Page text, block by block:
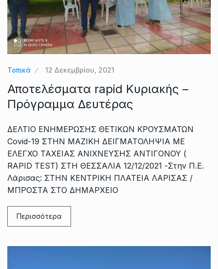
Τοπικά 12 Δεκεμβρίου, 2021
Αποτελέσματα rapid Κυριακής –
Πρόγραμμα Δευτέρας
ΔΕΛΤΙΟ ΕΝΗΜΕΡΩΣΗΣ ΘΕΤΙΚΩΝ ΚΡΟΥΣΜΑΤΩΝ
Covid-19 ΣΤΗΝ ΜΑΖΙΚΗ ΔΕΙΓΜΑΤΟΛΗΨΙΑ ΜΕ
ΕΛΕΓΧΟ ΤΑΧΕΙΑΣ ΑΝΙΧΝΕΥΣΗΣ ΑΝΤΙΓΟΝΟΥ (
RAPID TEST) ΣΤΗ ΘΕΣΣΑΛΙΑ 12/12/2021 -Στην Π.Ε.
Λάρισας: ΣΤΗΝ ΚΕΝΤΡΙΚΗ ΠΛΑΤΕΙΑ ΛΑΡΙΣΑΣ /
ΜΠΡΟΣΤΑ ΣΤΟ ΔΗΜΑΡΧΕΙΟ
Περισσότερα